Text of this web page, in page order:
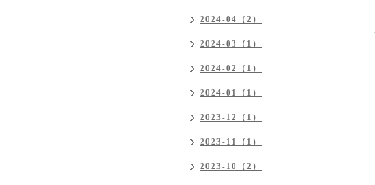
2024-04（2）
2024-03（1）
2024-02（1）
2024-01（1）
2023-12（1）
2023-11（1）
2023-10（2）